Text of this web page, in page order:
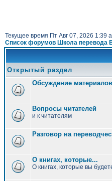
Текущее время Пт Авг 07, 2026 1:39
Список форумов Школа перевода
Открытый раздел
Обсуждение
Вопросы читателей
и к читателям
Разговор на
О книгах, которые...
О книгах, которые вы